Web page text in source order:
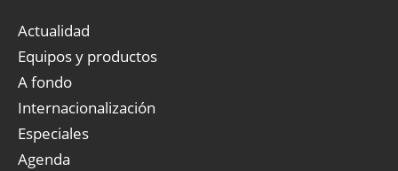
Actualidad
Equipos y productos
A fondo
Internacionalización
Especiales
Agenda